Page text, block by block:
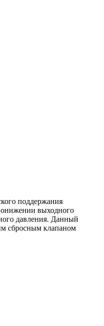
поддержания
выходного
давления. Данный
сбросным клапаном